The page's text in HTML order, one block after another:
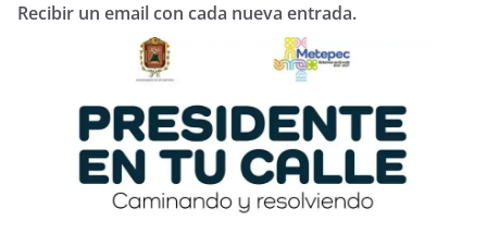
Recibir un email con cada nueva entrada.